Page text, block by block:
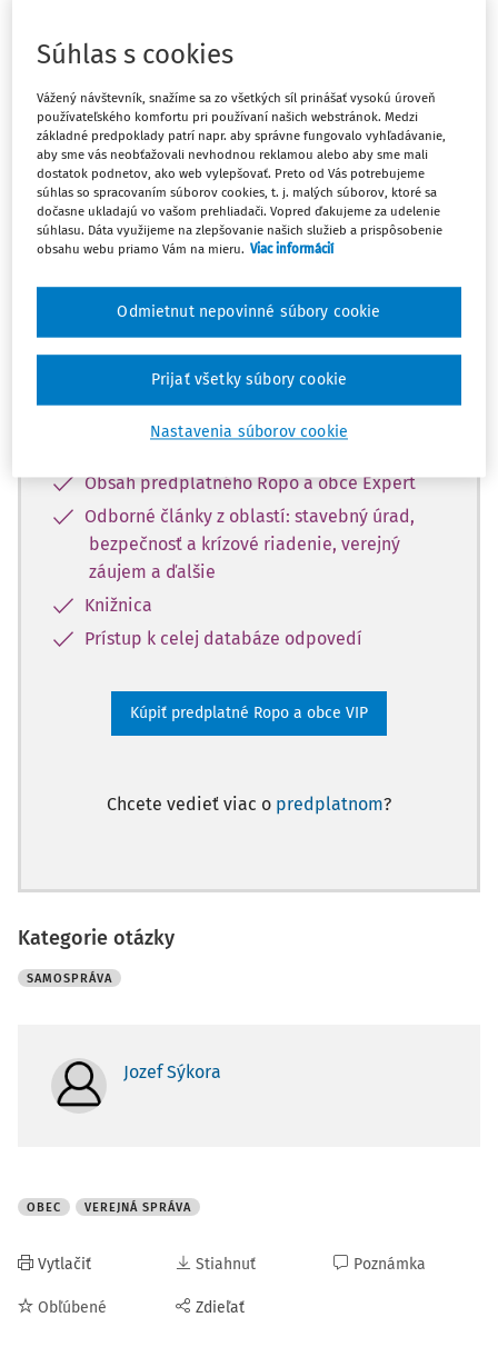
Máte predplatné? Prihláste sa
Tento dokument je len pre
Odomknite si prístup zakúpením
predplatného.
Vďaka tomu získate aj:
Obsah predplatného Ropo a obce Expert
Odborné články z oblastí: stavebný úrad,
bezpečnosť a krízové riadenie, verejný
záujem a ďalšie
Knižnica
Prístup k celej databáze odpovedí
Kúpiť predplatné Ropo a obce VIP
Chcete vedieť viac o predplatnom?
Kategorie otázky
SAMOSPRÁVA
Jozef Sýkora
OBEC VEREJNÁ SPRÁVA
Vytlačiť
Obľúbené
Stiahnuť
Zdieľať
Poznámka
Súhlas s cookies
Vážený návštevník, snažíme sa zo všetkých síl prinášať vysokú úroveň
používateľského komfortu pri používaní našich webstránok. Medzi
základné predpoklady patrí napr. aby správne fungovalo vyhľadávanie,
aby sme vás neobťažovali nevhodnou reklamou alebo aby sme mali
dostatok podnetov, ako web vylepšovať. Preto od Vás potrebujeme
súhlas so spracovaním súborov cookies, t. j. malých súborov, ktoré sa
dočasne ukladajú vo vašom prehliadači. Vopred ďakujeme za udelenie
súhlasu. Dáta využijeme na zlepšovanie našich služieb a prispôsobenie
obsahu webu priamo Vám na mieru. Viac informácií
Nastavenia súborov cookie
Odmietnut nepovinné súbory cookie
Prijať všetky súbory cookie